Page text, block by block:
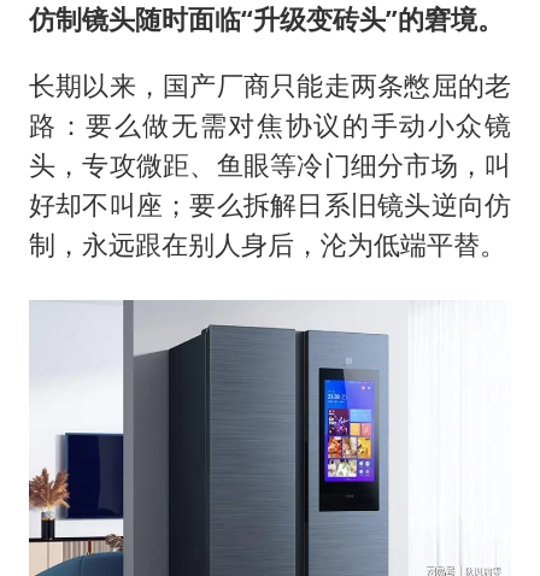
仿制镜头随时面临“升级变砖头”的窘境。
长期以来，国产厂商只能走两条憋屈的老
路：要么做无需对焦协议的手动小众镜
头，专攻微距、鱼眼等冷门细分市场，叫
好却不叫座；要么拆解日系旧镜头逆向仿
制，永远跟在别人身后，沦为低端平替。